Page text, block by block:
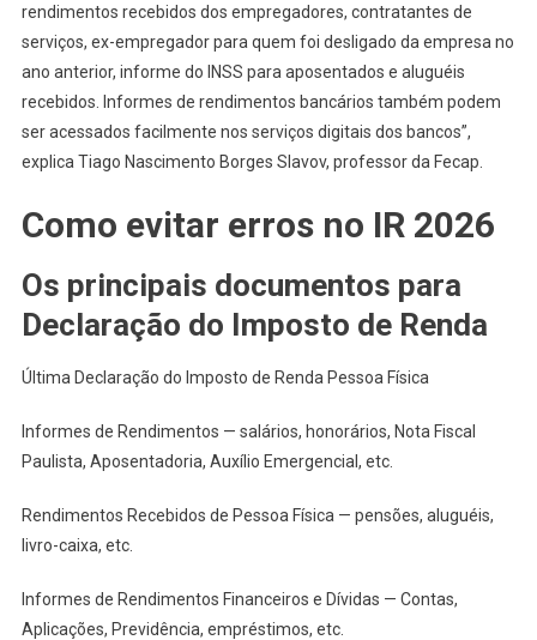
rendimentos recebidos dos empregadores, contratantes de
serviços, ex-empregador para quem foi desligado da empresa no
ano anterior, informe do INSS para aposentados e aluguéis
recebidos. Informes de rendimentos bancários também podem
ser acessados facilmente nos serviços digitais dos bancos”,
explica Tiago Nascimento Borges Slavov, professor da Fecap.
Como evitar erros no IR 2026
Os principais documentos para
Declaração do Imposto de Renda
Última Declaração do Imposto de Renda Pessoa Física
Informes de Rendimentos — salários, honorários, Nota Fiscal
Paulista, Aposentadoria, Auxílio Emergencial, etc.
Rendimentos Recebidos de Pessoa Física — pensões, aluguéis,
livro-caixa, etc.
Informes de Rendimentos Financeiros e Dívidas — Contas,
Aplicações, Previdência, empréstimos, etc.